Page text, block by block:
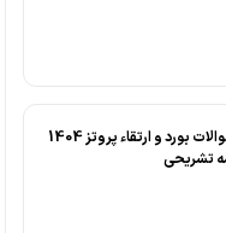
BDQ مجموعه سوالات بورد و ارتقاء پروتز 1404
تشریحی